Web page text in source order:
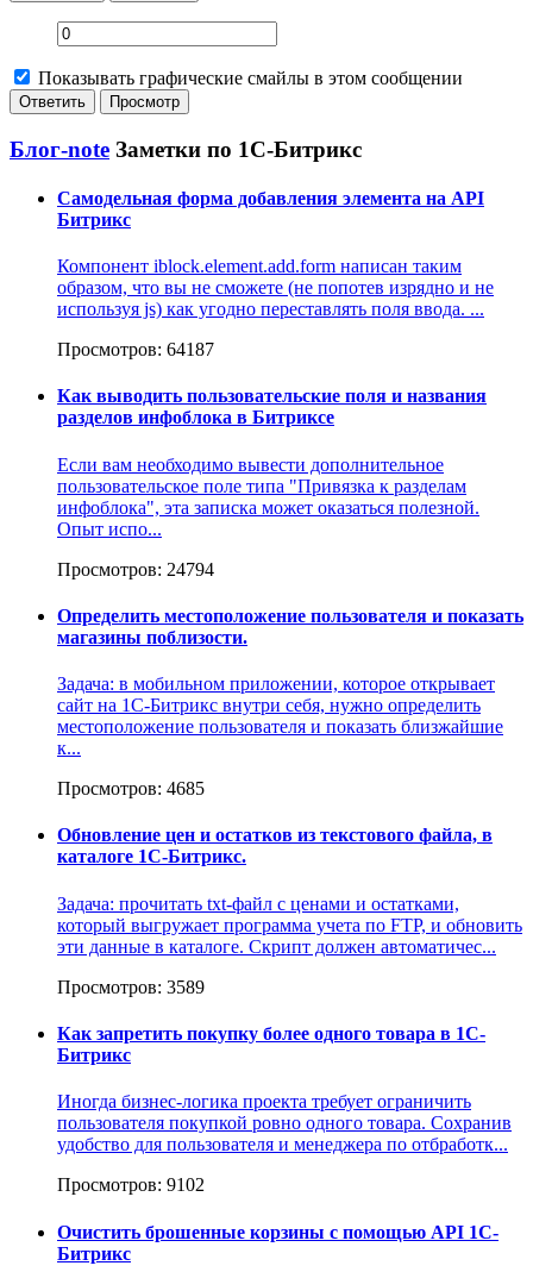
Показывать графические смайлы в этом сообщении
Блог-note Заметки по 1С-Битрикс
Самодельная форма добавления элемента на API
Битрикс
Компонент iblock.element.add.form написан таким
образом, что вы не сможете (не попотев изрядно и не
используя js) как угодно переставлять поля ввода. ...
Просмотров: 64187
Как выводить пользовательские поля и названия
разделов инфоблока в Битриксе
Если вам необходимо вывести дополнительное
пользовательское поле типа "Привязка к разделам
инфоблока", эта записка может оказаться полезной.
Опыт испо...
Просмотров: 24794
Определить местоположение пользователя и показать
магазины поблизости.
Задача: в мобильном приложении, которое открывает
сайт на 1С-Битрикс внутри себя, нужно определить
местоположение пользователя и показать близжайшие
к...
Просмотров: 4685
Обновление цен и остатков из текстового файла, в
каталоге 1C-Битрикс.
Задача: прочитать txt-файл с ценами и остатками,
который выгружает программа учета по FTP, и обновить
эти данные в каталоге. Скрипт должен автоматичес...
Просмотров: 3589
Как запретить покупку более одного товара в 1С-
Битрикс
Иногда бизнес-логика проекта требует ограничить
пользователя покупкой ровно одного товара. Сохранив
удобство для пользователя и менеджера по отбработк...
Просмотров: 9102
Очистить брошенные корзины с помощью API 1С-
Битрикс